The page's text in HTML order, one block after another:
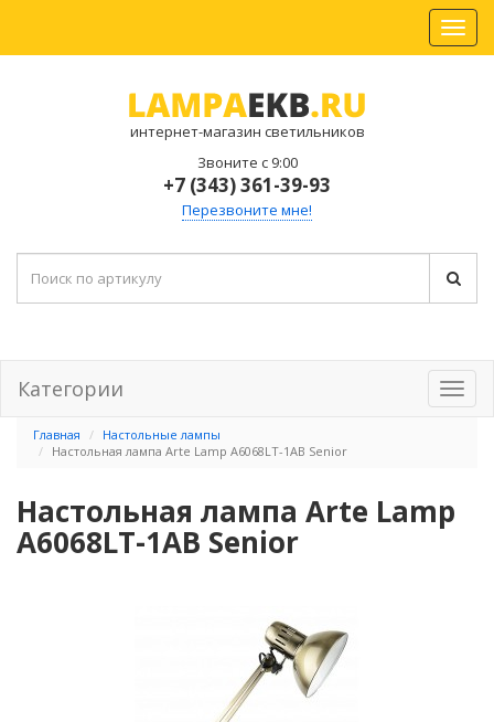
интернет-магазин светильников
Звоните с 9:00
+7 (343) 361-39-93
Перезвоните мне!
Категории
Главная
Настольные лампы
Настольная лампа Arte Lamp A6068LT-1AB Senior
Настольная лампа Arte Lamp
A6068LT-1AB Senior